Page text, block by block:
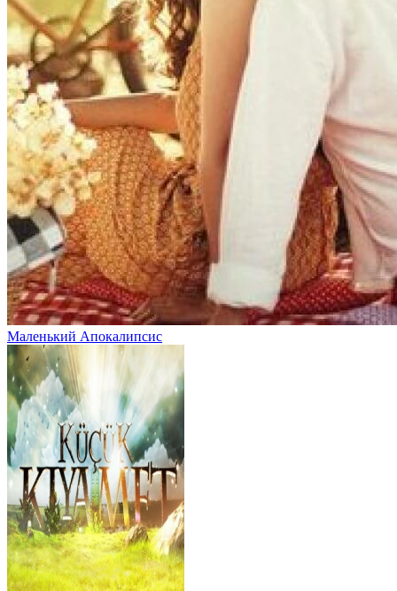
Маленький Апокалипсис